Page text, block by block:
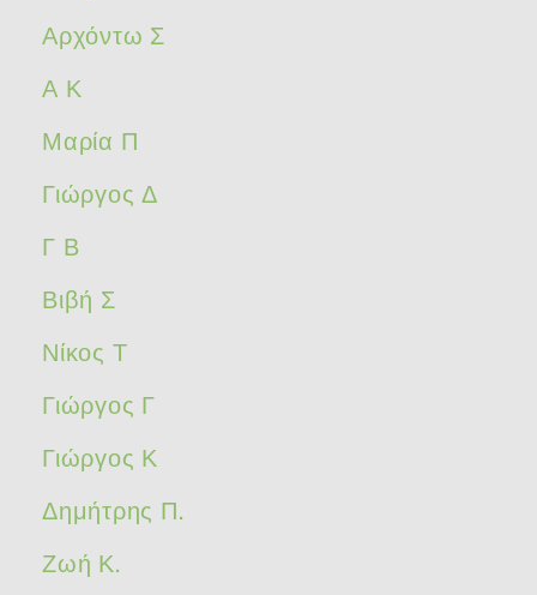
Αρχόντω Σ
Α Κ
Μαρία Π
Γιώργος Δ
Γ Β
Βιβή Σ
Νίκος Τ
Γιώργος Γ
Γιώργος Κ
Δημήτρης Π.
Ζωή Κ.